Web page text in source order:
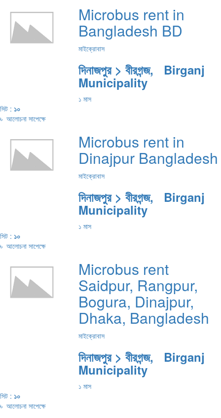
Microbus rent in
Bangladesh BD
মাইক্রোবাস
দিনাজপুর > বীরগন্জ, Birganj
Municipality
১ মাস
সিট : ১০
৳ আলোচনা সাপেক্ষে
Microbus rent in
Dinajpur Bangladesh
মাইক্রোবাস
দিনাজপুর > বীরগন্জ, Birganj
Municipality
১ মাস
সিট : ১০
৳ আলোচনা সাপেক্ষে
Microbus rent
Saidpur, Rangpur,
Bogura, Dinajpur,
Dhaka, Bangladesh
মাইক্রোবাস
দিনাজপুর > বীরগন্জ, Birganj
Municipality
১ মাস
সিট : ১০
৳ আলোচনা সাপেক্ষে